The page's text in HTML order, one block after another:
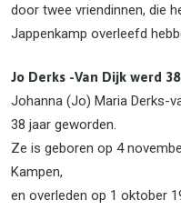
door twee vriendinnen, die
Jappenkamp overleefd
Jo Derks -Van Dijk werd
Johanna (Jo) Maria Derks-
38 jaar geworden.
Ze is geboren op 4
Kampen,
en overleden op 1 oktober